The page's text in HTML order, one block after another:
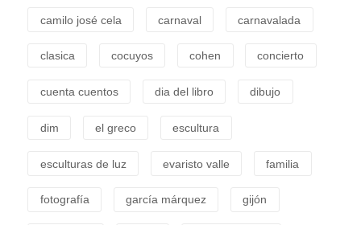
camilo josé cela carnaval carnavalada
clasica cocuyos cohen concierto
cuenta cuentos dia del libro dibujo
dim el greco escultura
esculturas de luz evaristo valle familia
fotografía garcía márquez gijón